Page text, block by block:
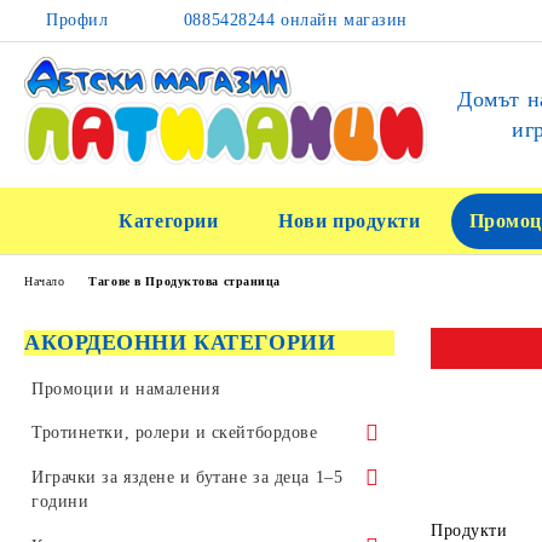
Профил 0885428244 онлайн магазин
Домът
Категории Нови продукти
АКОРДЕОННИ КАТЕГОРИИ
Промоции и намаления
Тротинетки, ролери и скейтбордове
Тротинетки за трикове и скачане
Играчки за яздене и бутане за деца 1–5
години
Начало Тагове в Продуктова страница
Продукти